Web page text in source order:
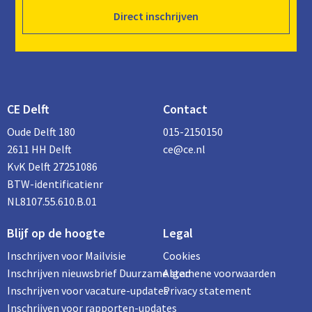
Direct inschrijven
CE Delft
Oude Delft 180
2611 HH Delft
KvK Delft 27251086
BTW-identificatienr
NL8107.55.610.B.01
Contact
015-2150150
ce@ce.nl
Blijf op de hoogte
Inschrijven voor Mailvisie
Inschrijven nieuwsbrief Duurzame stad
Inschrijven voor vacature-updates
Inschrijven voor rapporten-updates
Legal
Cookies
Algemene voorwaarden
Privacy statement